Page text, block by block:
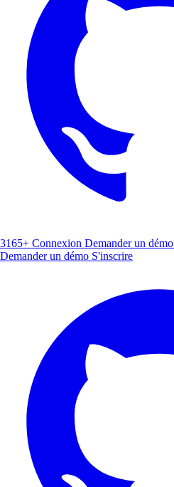
3165+ Connexion Demander un démo
Demander un démo S'inscrire